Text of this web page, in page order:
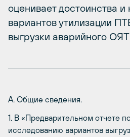
оценивает достоинства и
вариантов утилизации
выгрузки аварийного
А. Общие сведения.
1. В «Предварительном отчете
исследованию вариантов